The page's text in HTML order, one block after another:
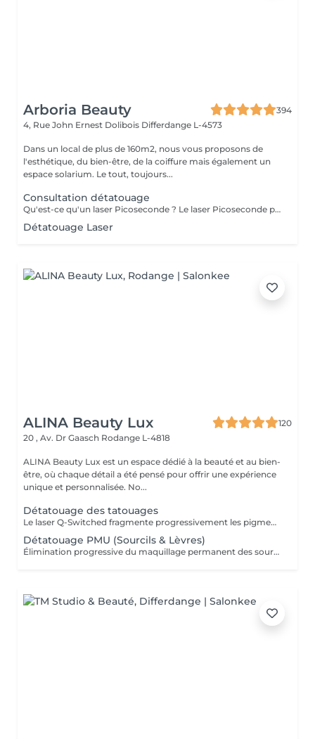
Arboria Beauty
394
4, Rue John Ernest Dolibois Differdange L-4573
Dans un local de plus de 160m2, nous vous proposons de
l'esthétique, du bien-être, de la coiffure mais également un
espace solarium. Le tout, toujours...
Consultation détatouage
Qu'est-ce qu'un laser Picoseconde ? Le laser Picoseconde permet de délivrer une impulsion lumineuse de l'ordre de 300 picoseconde. Cette brièveté d'impulsion induit une onde de choc capable de fragmenter les pigments du tatouage. Le détatouage était jusqu'à présent réalisé avec des lasers dits «Q Switched» avec une durée d'impulsion de l'ordre de la nanoseconde, beaucoup moins efficace. - Efficace sur les tatouages noirs et de couleurs - Traitement corps, visage et maquillage permanant. - Le détatouage par laser ne laisse pas de cicatrices après le traitement ; - Les séances sont espacées de 30 à 40 jours (au lieu de 2 mois ou plus avec un laser «Q Switched») ; Il est impossible de prédire avec précision le nombre de séances nécessaires. En effet, tout dépend des facteurs sur lesquels nous n'avons aucune information avant de commencer le traitement (qualité et profondeur de l'encre, présence ou non de métaux dans les pigments)
Détatouage Laser
ALINA Beauty Lux
120
20 , Av. Dr Gaasch Rodange L-4818
ALINA Beauty Lux est un espace dédié à la beauté et au bien-
être, où chaque détail a été pensé pour offrir une expérience
unique et personnalisée. No...
Détatouage des tatouages
Le laser Q-Switched fragmente progressivement les pigments du tatouage afin que l'organisme les élimine naturellement. Tatouages noirs Tatouages rouges Tatouages bleus Certains pigments colorés (selon leur composition) En moyenne 4 à 10 séances, espacées de 6 à 8 semaines, sont nécessaires. À LIRE AVANT VOTRE SÉANCE Évitez toute exposition au soleil et aux UV pendant les 2 semaines avant et après la séance. Informez-nous si vous prenez un traitement photosensibilisant. Traitement contre-indiqué pendant la grossesse. Le traitement ne peut pas être réalisé sur une peau infectée, brûlée ou présentant une plaie. Ne pas appliquer de rétinol, d'acides exfoliants ou de produits irritants sur la zone avant et après le traitement. Respectez un délai minimum de 6 à 8 semaines entre chaque séance.
Détatouage PMU (Sourcils & Lèvres)
Élimination progressive du maquillage permanent des sourcils et des lèvres à l'aide d'un laser Q-Switched. Le nombre de séances dépend de: la couleur du pigment la profondeur d'implantation l'ancienneté du maquillage permanent la réaction individuelle de la peau 17 En moyenne 3 à 8 séances, espacées de 6 à 8 semaines, sont nécessaires. À LIRE AVANT VOTRE SÉANCE Évitez toute exposition au soleil et aux UV pendant les 2 semaines avant et après la séance. Informez-nous si vous prenez un traitement photosensibilisant. Traitement contre-indiqué pendant la grossesse. Le traitement ne peut pas être réalisé sur une peau infectée, brûlée ou présentant une plaie. Ne pas appliquer de rétinol, d'acides exfoliants ou de produits irritants sur la zone avant et après le traitement. Respectez un délai minimum de 6 à 8 semaines entre chaque séance.